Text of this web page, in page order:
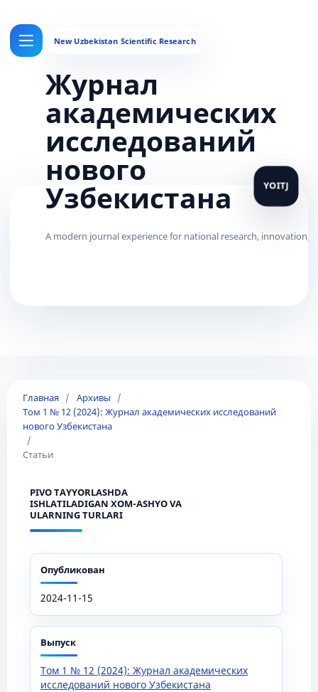
Журнал
академических
исследований
нового
Узбекистана
Главная / Архивы
/
Том 1 № 12 (2024): Журнал академических исследований
нового Узбекистана
/
Статьи
PIVO TAYYORLASHDA
ISHLATILADIGAN XOM-ASHYO VA
ULARNING TURLARI
Опубликован
2024-11-15
Выпуск
Том 1 № 12 (2024): Журнал академических
исследований нового Узбекистана